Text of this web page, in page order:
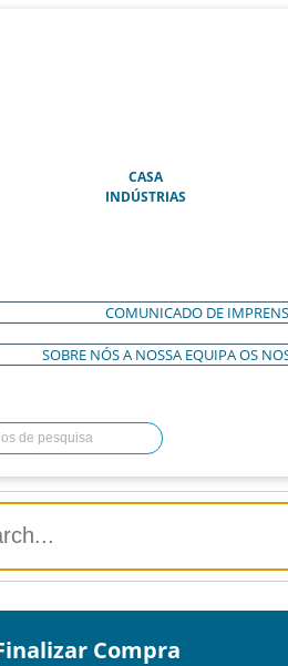
CASA(ATUAL)
INDÚSTRIAS
COMUNICADO DE
SOBRE NÓSA NOSSA EQUIPAOS
Compra